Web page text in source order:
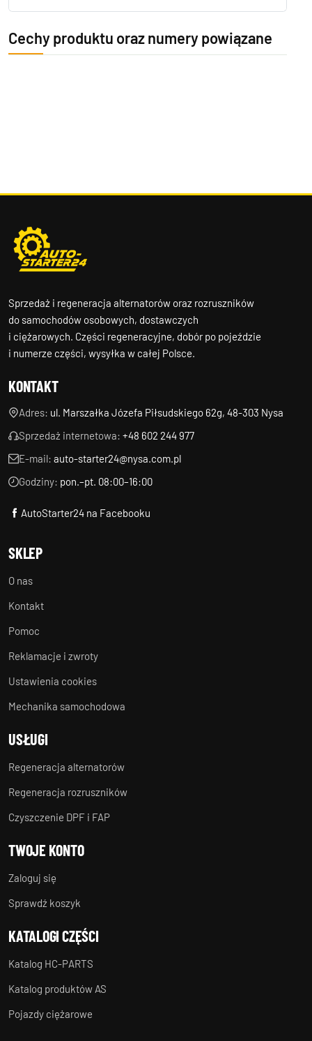
Cechy produktu oraz numery powiązane
Sprzedaż i regeneracja alternatorów oraz rozruszników
do samochodów osobowych, dostawczych
i ciężarowych. Części regeneracyjne, dobór po pojeździe
i numerze części, wysyłka w całej Polsce.
KONTAKT
Adres: ul. Marszałka Józefa Piłsudskiego 62g, 48-303 Nysa
Sprzedaż internetowa: +48 602 244 977
E-mail: auto-starter24@nysa.com.pl
Godziny: pon.–pt. 08:00–16:00
AutoStarter24 na Facebooku
SKLEP
O nas
Kontakt
Pomoc
Reklamacje i zwroty
Ustawienia cookies
Mechanika samochodowa
USŁUGI
Regeneracja alternatorów
Regeneracja rozruszników
Czyszczenie DPF i FAP
TWOJE KONTO
Zaloguj się
Sprawdź koszyk
KATALOGI CZĘŚCI
Katalog HC-PARTS
Katalog produktów AS
Pojazdy ciężarowe